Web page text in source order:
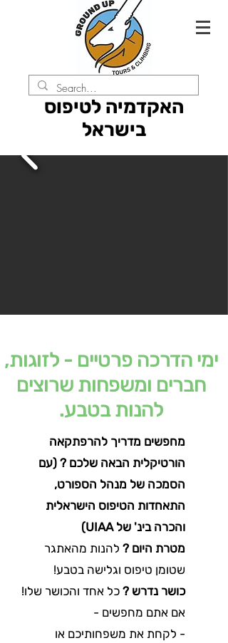
האקדמיה לטיפוס
בישראל
ימי הדרכה פרטיים - לזוגות,
חברים ומשפחות שרוצים
להנות בטבע.
מחפשים מדריך להרפתקאה
הורטיקלית הבאה שלכם ? (עם
הסמכה של מנהל הספורט,
התאחדות הטיפוס הישראלית
והכרה בינ' של UIAA)
מטרת היום ? להנות מהאתגר
שטומן טיפוס וגלישה בטבע!
כושר נדרש ? כל אחד והכושר שלו!
אם אתם מחפשים -
- לקחת את משפחותיכם או